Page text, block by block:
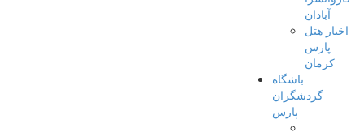
آبادان
اخبار هتل
پارس
کرمان
باشگاه
گردشگران
پارس